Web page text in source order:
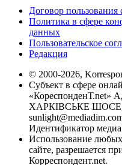
Договор пользования
Политика в сфере
данных
Пользовательское
Редакция
© 2000-2026,
Субъект в сфере
«КореспонденТ.net»
ХАРКІВСЬКЕ ШОСЕ,
Идентификатор
Использование
сайте, разрешается
Корреспондент.net.